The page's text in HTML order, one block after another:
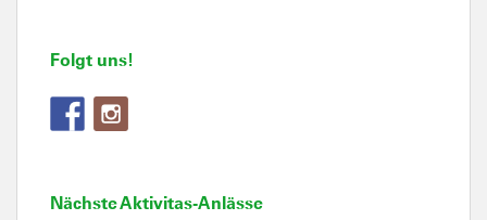
Folgt uns!
Nächste Aktivitas-Anlässe